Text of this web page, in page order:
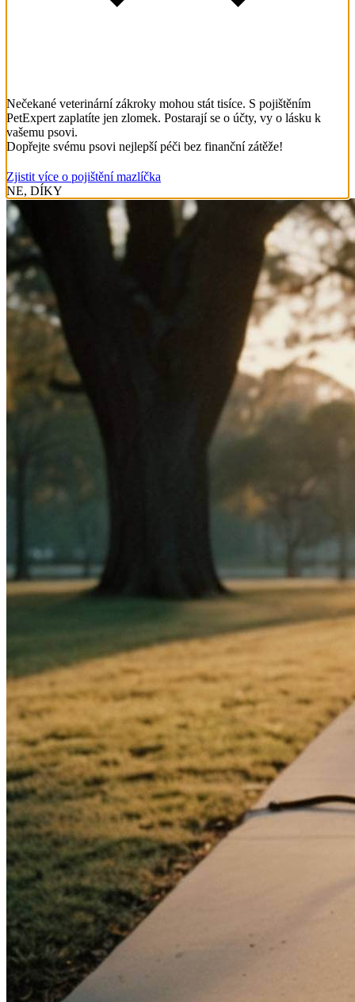
Nečekané veterinární zákroky mohou stát tisíce. S pojištěním
PetExpert zaplatíte jen zlomek. Postarají se o účty, vy o lásku k
vašemu psovi.
Dopřejte svému psovi nejlepší péči bez finanční zátěže!
Zjistit více o pojištění mazlíčka
NE, DÍKY